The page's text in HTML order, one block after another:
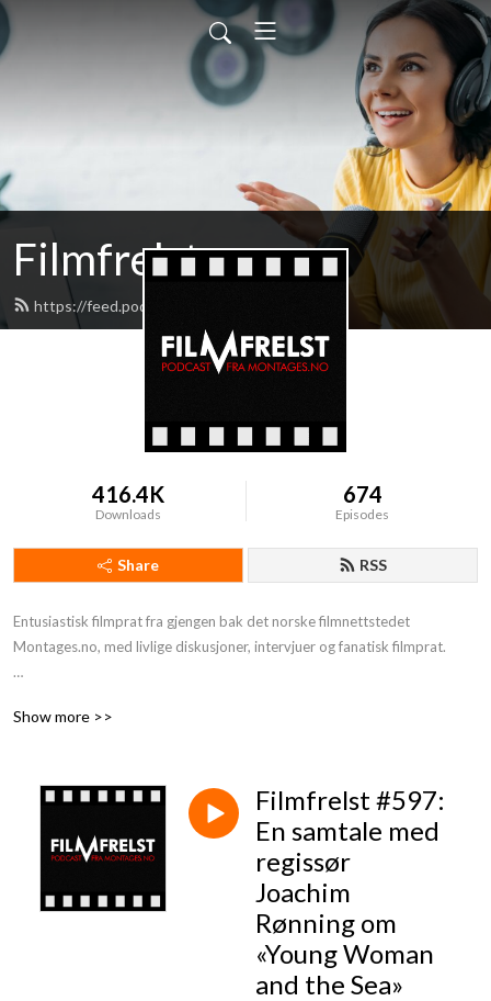
Filmfrelst
https://feed.podbean.com/filmfrelst/feed.xml
416.4K
Downloads
674
Episodes
Share RSS
Entusiastisk filmprat fra gjengen bak det norske filmnettstedet
Montages.no, med livlige diskusjoner, intervjuer og fanatisk filmprat.
Show more >>
Filmfrelst #597:
En samtale med
regissør
Joachim
Rønning om
«Young Woman
and the Sea»